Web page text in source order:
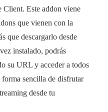
Este addon viene
que vienen con la
que descargarlo desde
instalado, podrás
su URL y acceder a todos
sencilla de disfrutar
desde tu